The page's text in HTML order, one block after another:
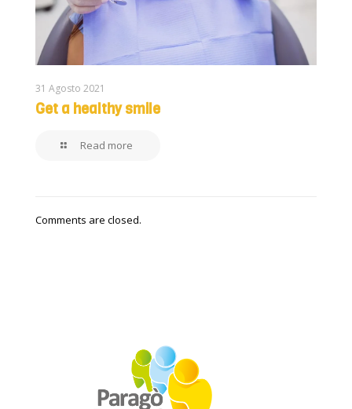
31 Agosto 2021
Get a healthy smile
Read more
Comments are closed.